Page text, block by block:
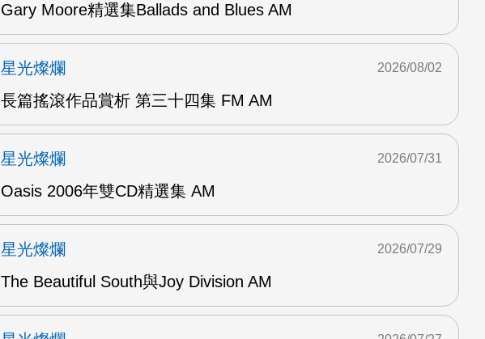
Gary Moore精選集Ballads and Blues AM
星光燦爛
長篇搖滾作品賞析 第三十四集 FM AM
2026/08/02
星光燦爛
Oasis 2006年雙CD精選集 AM
2026/07/31
星光燦爛
The Beautiful South與Joy Division AM
2026/07/29